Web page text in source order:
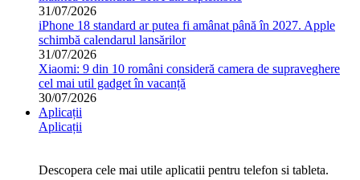
31/07/2026
iPhone 18 standard ar putea fi amânat până în 2027. Apple
schimbă calendarul lansărilor
31/07/2026
Xiaomi: 9 din 10 români consideră camera de supraveghere
cel mai util gadget în vacanță
30/07/2026
Aplicații
Aplicații
Descopera cele mai utile aplicatii pentru telefon si tableta.